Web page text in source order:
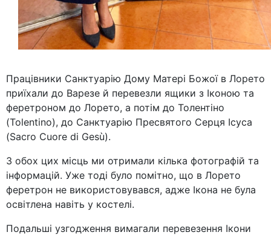
Працівники Санктуарію Дому Матері Божої в Лорето
приїхали до Варезе й перевезли ящики з Іконою та
феретроном до Лорето, а потім до Толентіно
(Tolentino), до Санктуарію Пресвятого Серця Ісуса
(Sacro Cuore di Gesù).
З обох цих місць ми отримали кілька фотографій та
інформацій. Уже тоді було помітно, що в Лорето
феретрон не використовувався, адже Ікона не була
освітлена навіть у костелі.
Подальші узгодження вимагали перевезення Ікони